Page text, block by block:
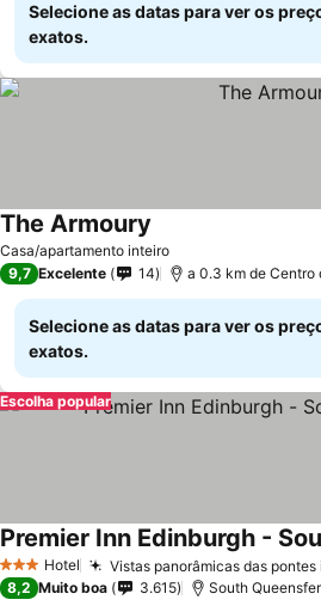
Selecione as datas para ver os
exatos.
Casa/apartamento inteiro
The Armoury
9,7 Excelente 14 a 0.3 km de Centro
Selecione as datas para ver os
exatos.
Escolha popular
3 EstrelasHotel Vistas panorâmicas das
Premier Inn Edinburgh -
8,2 Muito boa 3.615 South